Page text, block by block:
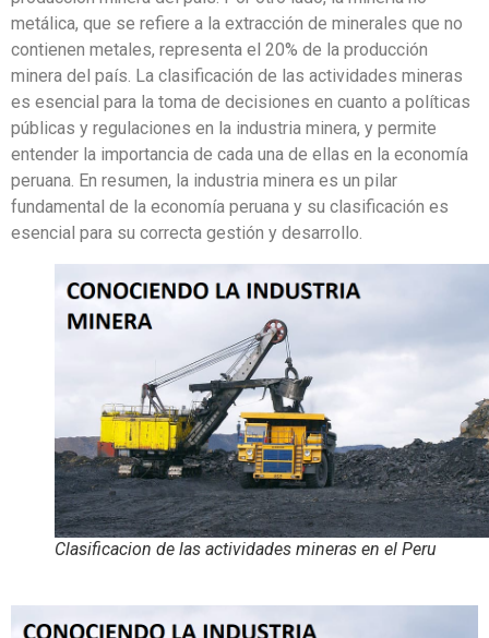
metálica, que se refiere a la extracción de minerales que no
contienen metales, representa el 20% de la producción
minera del país. La clasificación de las actividades mineras
es esencial para la toma de decisiones en cuanto a políticas
públicas y regulaciones en la industria minera, y permite
entender la importancia de cada una de ellas en la economía
peruana. En resumen, la industria minera es un pilar
fundamental de la economía peruana y su clasificación es
esencial para su correcta gestión y desarrollo.
Clasificacion de las actividades mineras en el Peru